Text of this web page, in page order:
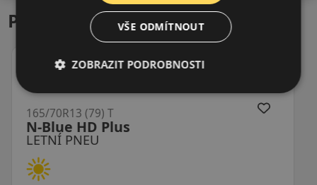
Podobné produkty
LETNÍ PNEU
ES31 Ecowing
165/70R13 (79) T
VŠE ODMÍTNOUT
ZOBRAZIT PODROBNOSTI